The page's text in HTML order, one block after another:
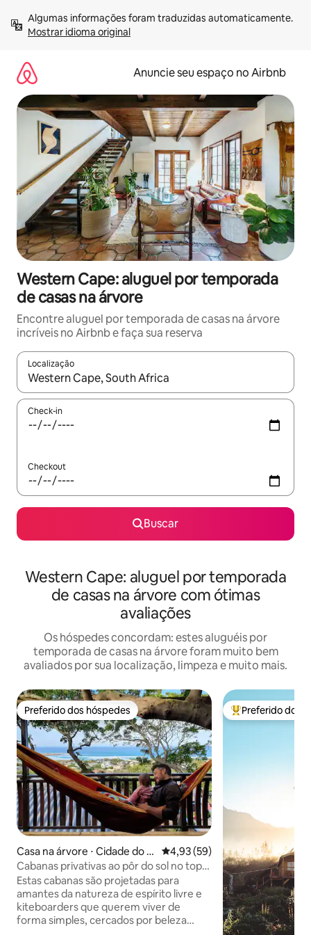
para
Mostrar idioma original
Anuncie seu espaço no Airbnb
Western Cape: aluguel por temporada
de casas na árvore
Encontre aluguel por temporada de casas na árvore
incríveis no Airbnb e faça sua reserva
Localização
Quando os resultados estiverem disponíveis, explore-os
Check-in
Checkout
Buscar
Western Cape: aluguel por temporada
de casas na árvore com ótimas
avaliações
Os hóspedes concordam: estes aluguéis por
temporada de casas na árvore foram muito bem
avaliados por sua localização, limpeza e muito mais.
Preferido dos hóspedes
Preferido dos hóspedes
Casa na árvore ⋅ Cidade do C
abo
4,93 de uma avaliação média
4,93 (59)
Cabanas privativas ao pôr do sol no topo
das árvores — vista perfeita para o mar.
Estas cabanas são projetadas para
amantes da natureza de espírito livre e
kiteboarders que querem viver de
forma simples, cercados por beleza
Entre os
Preferido dos